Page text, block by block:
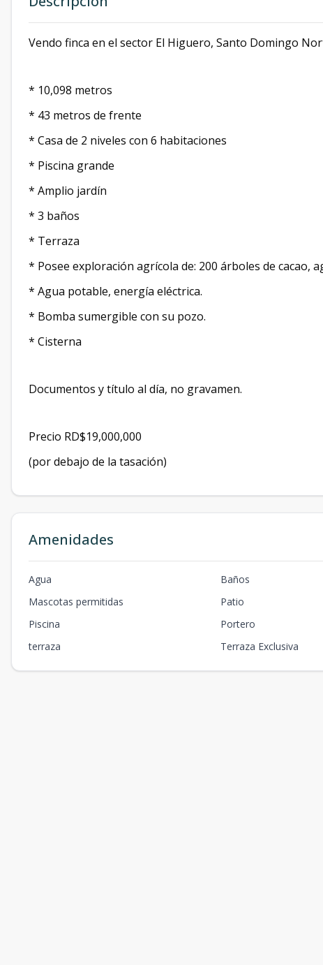
Vendo finca en el sector El Higuero, Santo Domingo
* 10,098 metros
* 43 metros de frente
* Casa de 2 niveles con 6 habitaciones
* Piscina grande
* Amplio jardín
* 3 baños
* Terraza
* Posee exploración agrícola de: 200 árboles de cacao,
* Agua potable, energía eléctrica.
* Bomba sumergible con su pozo.
* Cisterna
Documentos y título al día, no gravamen.
Precio RD$19,000,000
(por debajo de la tasación)
Amenidades
Agua Baños
Mascotas permitidas
Patio
Piscina
Portero
terraza
Terraza Exclusiva